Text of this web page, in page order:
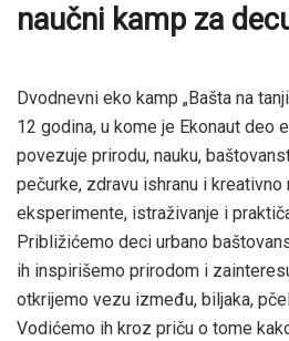
naučni kamp za
Dvodnevni eko kamp „Bašta na
12 godina, u kome je Ekonaut deo
povezuje prirodu, nauku,
pečurke, zdravu ishranu i
eksperimente, istraživanje i
Približićemo deci urbano
ih inspirišemo prirodom i
otkrijemo vezu između, biljaka,
Vodićemo ih kroz priču o tome